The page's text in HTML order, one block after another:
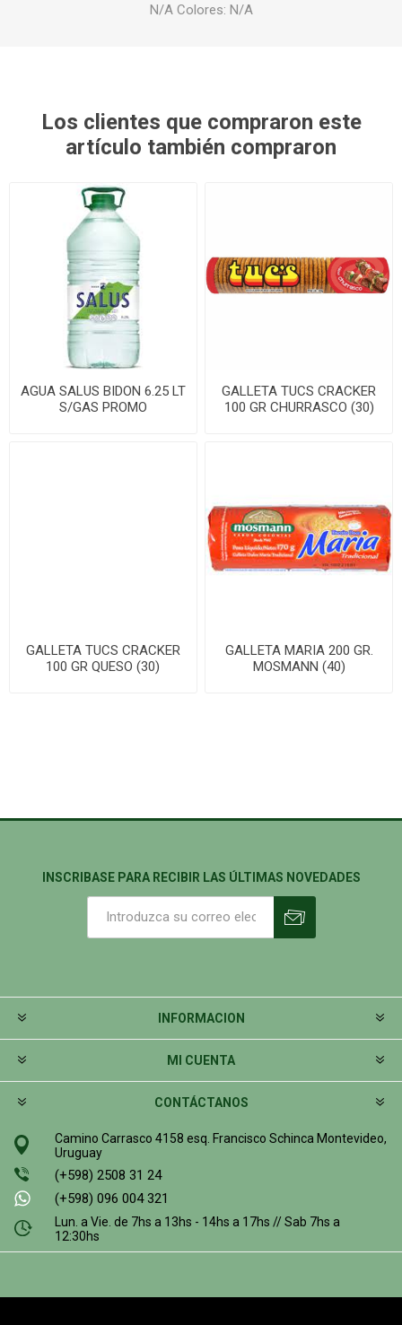
N/A Colores: N/A
Los clientes que compraron este
artículo también compraron
AGUA SALUS BIDON 6.25 LT
S/GAS PROMO
GALLETA TUCS CRACKER
100 GR CHURRASCO (30)
GALLETA TUCS CRACKER
100 GR QUESO (30)
GALLETA MARIA 200 GR.
MOSMANN (40)
INSCRIBASE PARA RECIBIR LAS ÚLTIMAS NOVEDADES
INFORMACION
MI CUENTA
CONTÁCTANOS
Camino Carrasco 4158 esq. Francisco Schinca Montevideo,
Uruguay
(+598) 2508 31 24
(+598) 096 004 321
Lun. a Vie. de 7hs a 13hs - 14hs a 17hs // Sab 7hs a
12:30hs